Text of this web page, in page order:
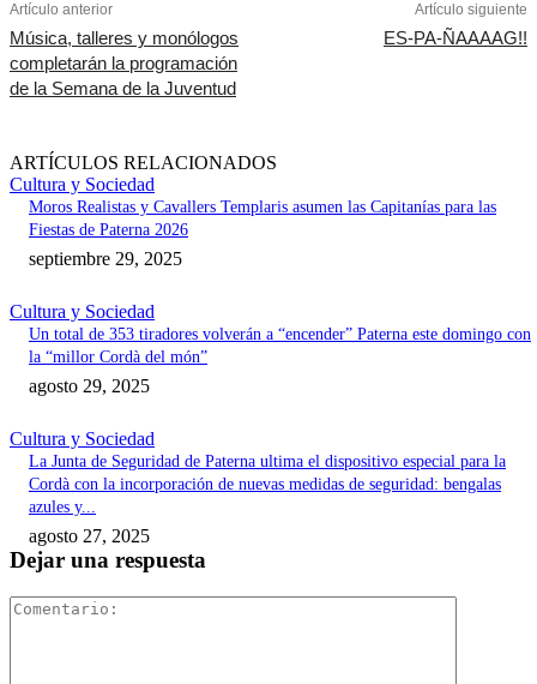
Artículo anterior
Música, talleres y monólogos
completarán la programación
de la Semana de la Juventud
Artículo siguiente
ES-PA-ÑAAAAG!!
ARTÍCULOS RELACIONADOS
Cultura y Sociedad
Moros Realistas y Cavallers Templaris asumen las Capitanías para las
Fiestas de Paterna 2026
septiembre 29, 2025
Cultura y Sociedad
Un total de 353 tiradores volverán a “encender” Paterna este domingo con
la “millor Cordà del món”
agosto 29, 2025
Cultura y Sociedad
La Junta de Seguridad de Paterna ultima el dispositivo especial para la
Cordà con la incorporación de nuevas medidas de seguridad: bengalas
azules y...
agosto 27, 2025
Dejar una respuesta